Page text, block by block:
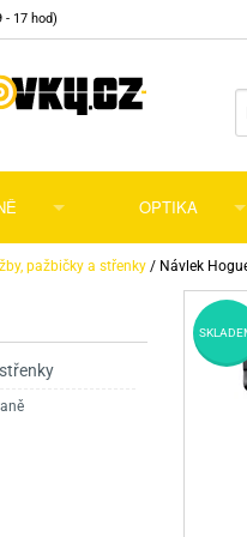
- 17 hod)
Vzduchovky na
Příslušenství pro
Vzduchovky PCP
Vzduchovky
pistole a revolveryPříslušenství
a revolvery
OPTIKA
Puškohledy
Dalekohledy a
Kolimátory, lasery
pažbičky a střenky / Návlek